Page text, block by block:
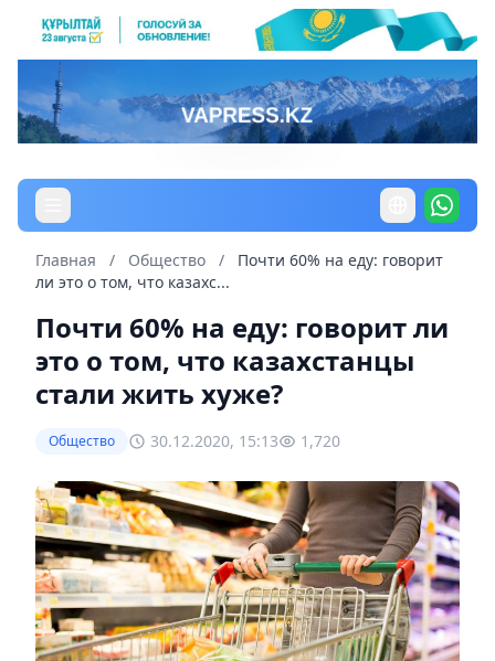
Главная / Общество /
Почти 60% на еду: говорит
ли это о том, что казахс...
Почти 60% на еду: говорит ли
это о том, что казахстанцы
стали жить хуже?
Общество 30.12.2020, 15:13 1,720